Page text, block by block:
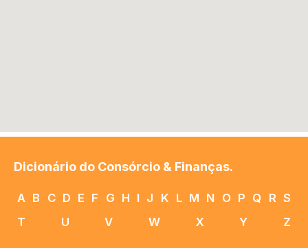
Dicionário do Consórcio & Finanças.
A B C D E F G H I J K L M N O P Q R S
T
U V W X Y Z